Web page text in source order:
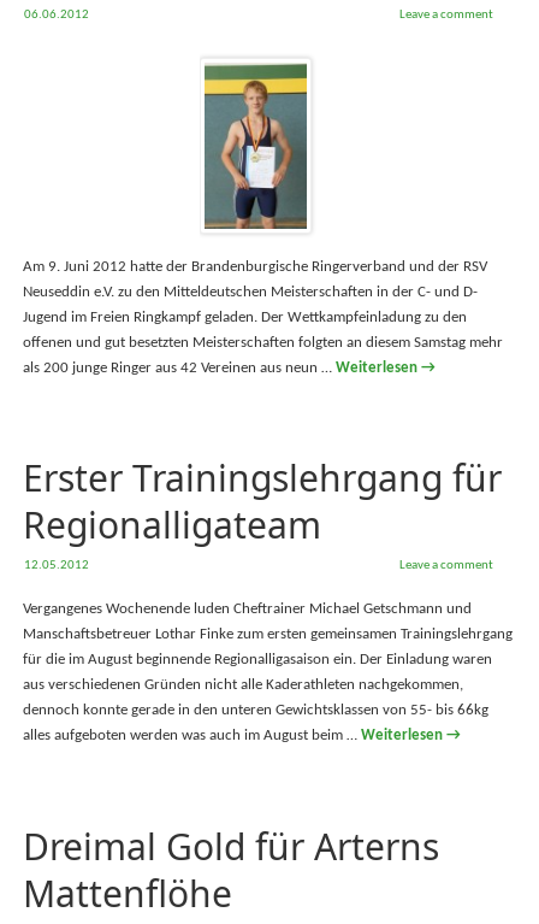
06.06.2012 Leave a comment
Am 9. Juni 2012 hatte der Brandenburgische Ringerverband und der RSV
Neuseddin e.V. zu den Mitteldeutschen Meisterschaften in der C- und D-
Jugend im Freien Ringkampf geladen. Der Wettkampfeinladung zu den
offenen und gut besetzten Meisterschaften folgten an diesem Samstag mehr
als 200 junge Ringer aus 42 Vereinen aus neun … Weiterlesen →
Erster Trainingslehrgang für
Regionalligateam
12.05.2012 Leave a comment
Vergangenes Wochenende luden Cheftrainer Michael Getschmann und
Manschaftsbetreuer Lothar Finke zum ersten gemeinsamen Trainingslehrgang
für die im August beginnende Regionalligasaison ein. Der Einladung waren
aus verschiedenen Gründen nicht alle Kaderathleten nachgekommen,
dennoch konnte gerade in den unteren Gewichtsklassen von 55- bis 66kg
alles aufgeboten werden was auch im August beim … Weiterlesen →
Dreimal Gold für Arterns
Mattenflöhe